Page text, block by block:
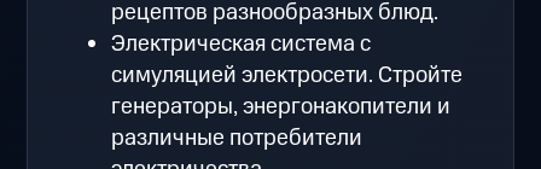
рецептов разнообразных блюд.
Электрическая система с
симуляцией электросети. Стройте
генераторы, энергонакопители и
различные потребители